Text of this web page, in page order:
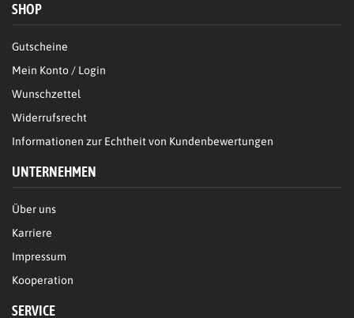
SHOP
Gutscheine
Mein Konto / Login
Wunschzettel
Widerrufsrecht
Informationen zur Echtheit von Kundenbewertungen
UNTERNEHMEN
Über uns
Karriere
Impressum
Kooperation
SERVICE